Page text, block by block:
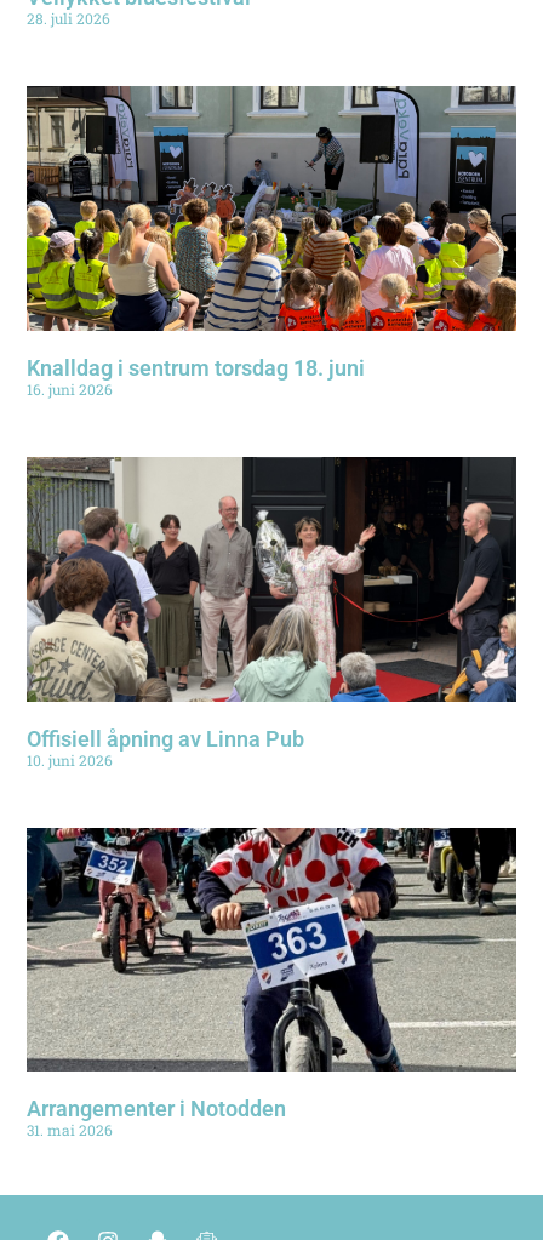
28. juli 2026
Knalldag i sentrum torsdag 18. juni
16. juni 2026
Offisiell åpning av Linna Pub
10. juni 2026
Arrangementer i Notodden
31. mai 2026